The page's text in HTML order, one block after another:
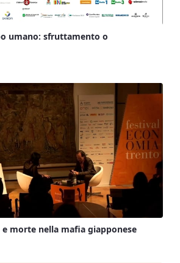
umano: sfruttamento o
e morte nella mafia giapponese